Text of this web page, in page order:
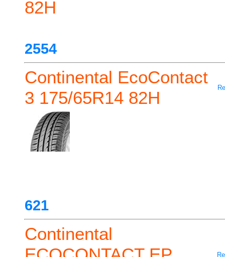
82H
2554
Continental EcoContact
3 175/65R14 82H
621
Continental